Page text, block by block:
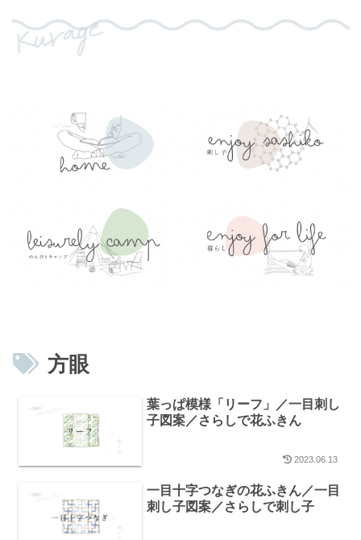
方眼
葉っぱ模様「リーフ」／一目刺し
子図案／さらしで花ふきん
2023.06.13
一目十字つなぎの花ふきん／一目
刺し子図案／さらしで刺し子